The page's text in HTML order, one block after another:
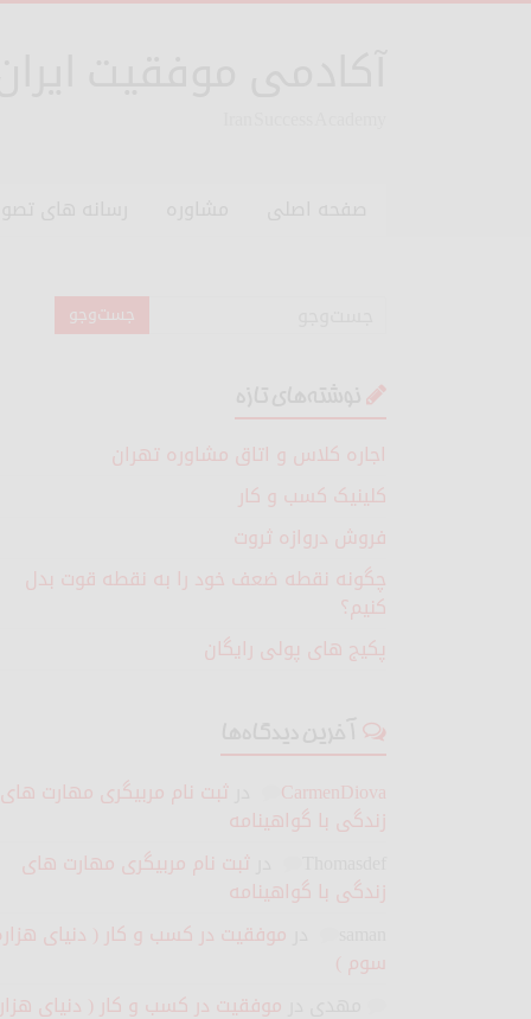
اجاره کلاس و اتاق مشاوره تهران
کلینیک کسب و کار
فروش دروازه ثروت
چگونه نقطه ضعف خود را به نقطه قوت بدل
کنیم؟
پکیج های پولی رایگان
CarmenDiova ثبت نام مربیگری مهارت های
زندگی با گواهینامه
ثبت نام مربیگری مهارت های
زندگی با گواهینامه
موفقیت در کسب و کار ( دنیای
سوم )
موفقیت در کسب و کار ( دنیای